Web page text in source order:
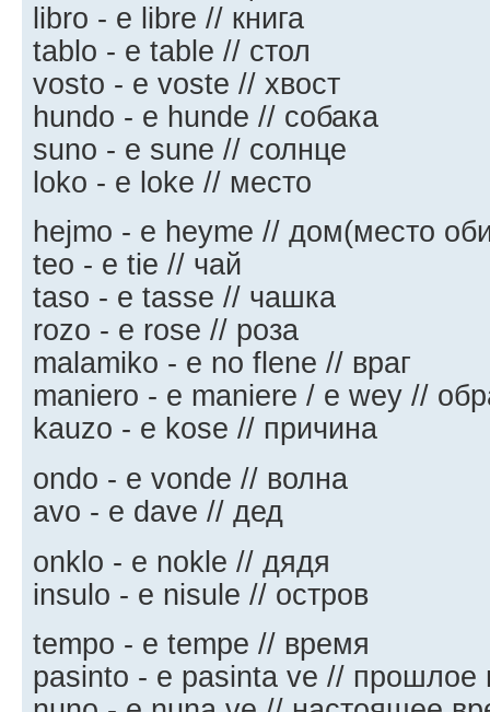
libro - e libre // книга
tablo - e table // стол
vosto - e voste // хвост
hundo - e hunde // собака
suno - e sune // солнце
loko - e loke // место
hejmo - e heyme // дом(место
teo - e tie // чай
taso - e tasse // чашка
rozo - e rose // роза
malamiko - e no flene // враг
maniero - e maniere / e wey //
kauzo - e kose // причина
ondo - e vonde // волна
avo - e dave // дед
onklo - e nokle // дядя
insulo - e nisule // остров
tempo - e tempe // время
pasinto - e pasinta ve // прошлое